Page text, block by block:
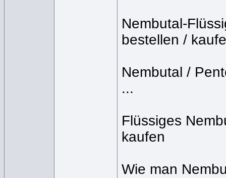
Nembutal-
bestellen /
Nembutal /
...
Flüssiges
kaufen
Wie man